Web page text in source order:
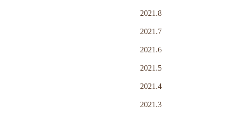
2021.8
2021.7
2021.6
2021.5
2021.4
2021.3